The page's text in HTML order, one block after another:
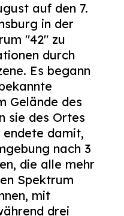
auf den 7.
in der
"42" zu
durch
Es begann
Gelände des
sie des Ortes
endete damit,
nach 3
die alle mehr
Spektrum
mit
drei